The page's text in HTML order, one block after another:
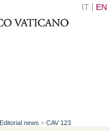
IT EN
Editorial news » CAV 123